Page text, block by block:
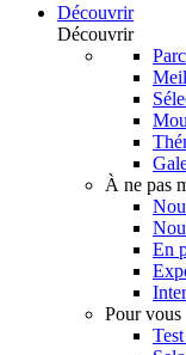
Découvrir
Découvrir
À ne pas
En
Pour vous